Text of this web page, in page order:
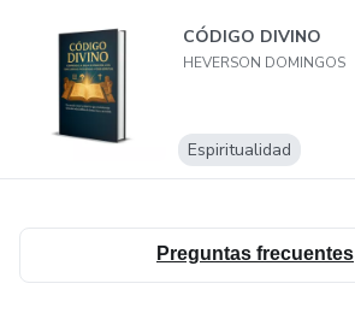
CÓDIGO DIVINO
HEVERSON DOMINGOS
Espiritualidad
Preguntas frecuentes